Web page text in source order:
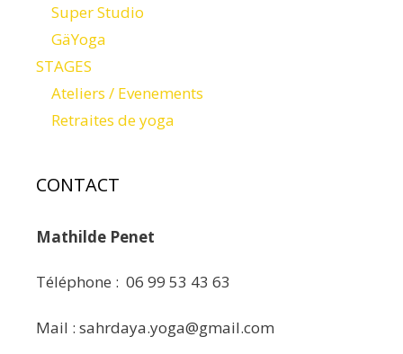
Super Studio
GäYoga
STAGES
Ateliers / Evenements
Retraites de yoga
CONTACT
Mathilde Penet
Téléphone : 06 99 53 43 63
Mail : sahrdaya.yoga@gmail.com